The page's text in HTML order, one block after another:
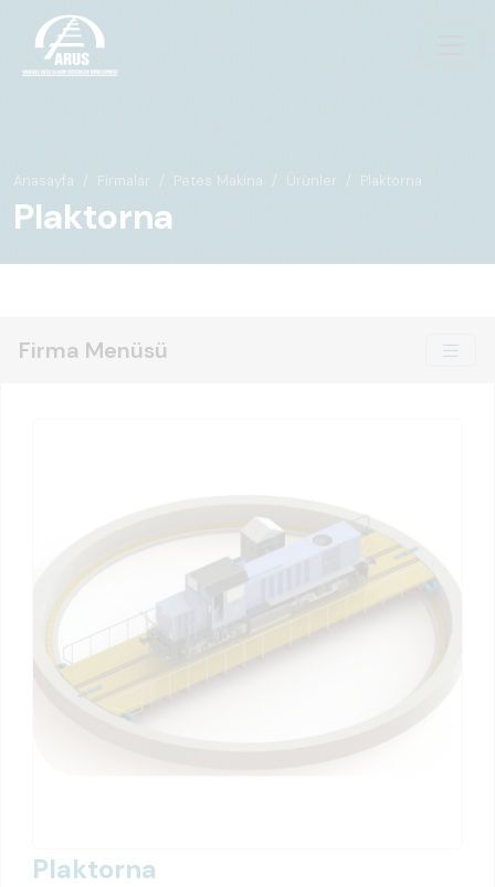
Anasayfa Firmalar Petes Makina Ürünler Plaktorna
Plaktorna
Firma Menüsü
Plaktorna